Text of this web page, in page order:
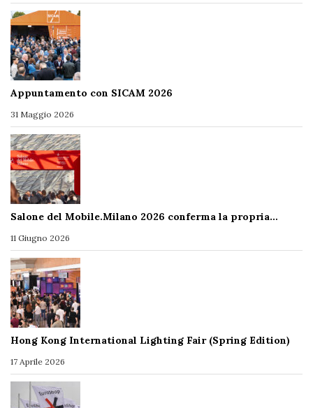
Appuntamento con SICAM 2026
31 Maggio 2026
Salone del Mobile.Milano 2026 conferma la propria…
11 Giugno 2026
Hong Kong International Lighting Fair (Spring Edition)
17 Aprile 2026